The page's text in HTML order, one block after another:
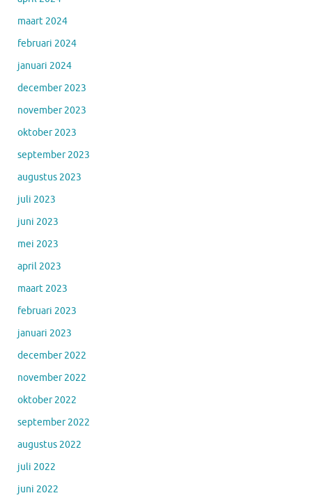
maart 2024
februari 2024
januari 2024
december 2023
november 2023
oktober 2023
september 2023
augustus 2023
juli 2023
juni 2023
mei 2023
april 2023
maart 2023
februari 2023
januari 2023
december 2022
november 2022
oktober 2022
september 2022
augustus 2022
juli 2022
juni 2022